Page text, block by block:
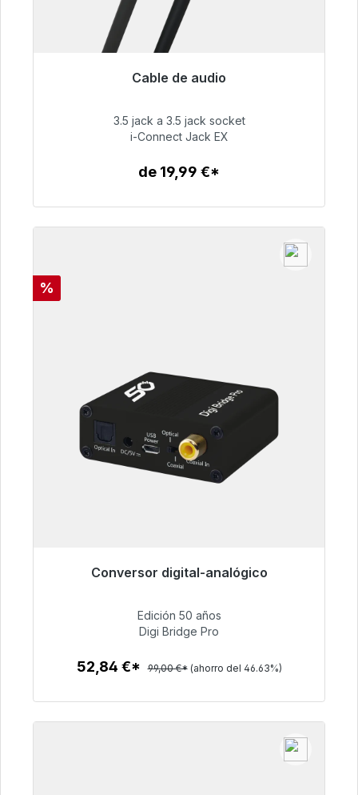
Cable de audio
Listo para envío inmediato, plazo de entrega
51,99 €
3.5 jack a 3.5 jack socket
i-Connect Jack EX
de 19,99 €*
Descuento
%
Conversor digital-analógico
Listo para envío inmediato, plazo de entrega
52,84 €
Edición 50 años
Digi Bridge Pro
52,84 €* 99,00 €* (ahorro del 46.63%)